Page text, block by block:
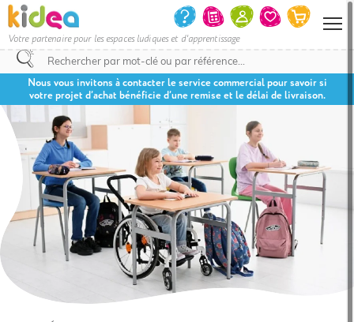
Votre partenaire pour les espaces ludiques et d'apprentissage
Nous vous invitons à contacter le service commercial pour savoir si
votre projet d’achat bénéficie d’une remise et le délai de livraison.